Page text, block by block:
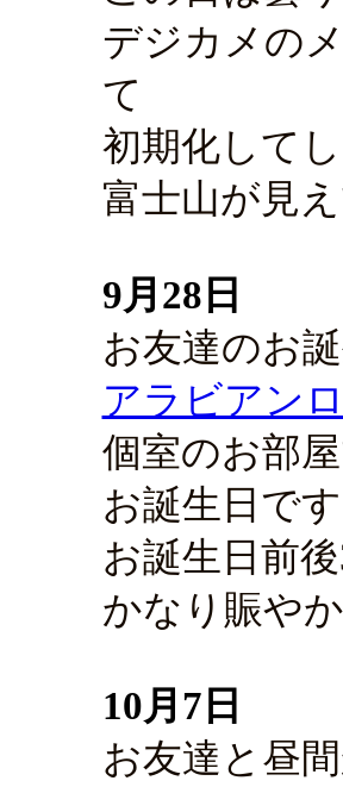
デジカメの
て
初期化して
富士山が見
9月28日
お友達のお誕
アラビアン
個室のお部
お誕生日で
お誕生日前
かなり賑や
10月7日
お友達と昼